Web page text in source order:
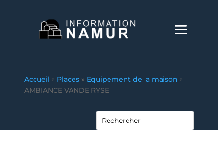
Accueil » Places » Equipement de la maison »
AMBIANCE VANDE RYSE